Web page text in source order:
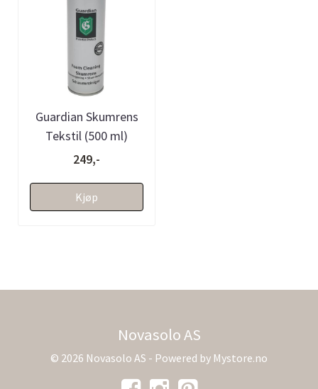
Guardian Skumrens
Tekstil (500 ml)
249,-
Kjøp
Novasolo AS
© 2026 Novasolo AS - Powered by Mystore.no